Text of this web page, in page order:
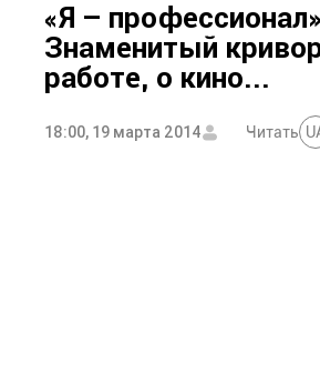
«Я –
Знаменитый
работе, о кино...
18:00, 19 марта 2014 Читать